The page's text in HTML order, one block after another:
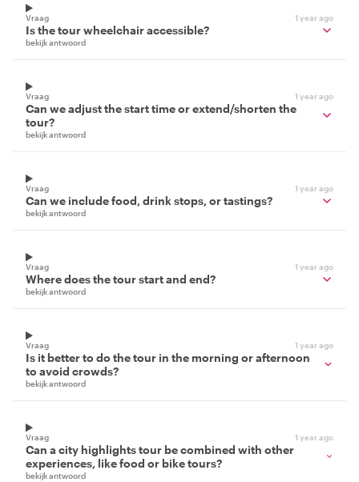
Vraag 1 year ago
Is the tour wheelchair accessible?
bekijk antwoord
Vraag 1 year ago
Can we adjust the start time or extend/shorten the
tour?
bekijk antwoord
Vraag 1 year ago
Can we include food, drink stops, or tastings?
bekijk antwoord
Vraag 1 year ago
Where does the tour start and end?
bekijk antwoord
Vraag 1 year ago
Is it better to do the tour in the morning or afternoon
to avoid crowds?
bekijk antwoord
Vraag 1 year ago
Can a city highlights tour be combined with other
experiences, like food or bike tours?
bekijk antwoord